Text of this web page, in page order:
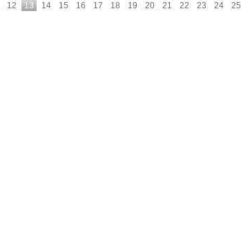
12 13 14 15 16 17 18 19 20 21 22 23 24 25